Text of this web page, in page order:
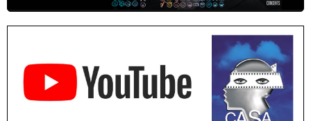
Sardegna - Mediateca di castagniccia Mare è monti - I Fulelli
Résidence d’écriture et de recherche de l’écrivaine Cécilia
Castelli - Institut Mémoires de l'Edition Contemporaine - Caen /
Médiathèque de Castagniccia Mare et Monti - I Fulelli
Rencontre / dédicace avec Lucrèce Luciani autour de son
livre « La ballade du pendu du Niolu» - Mediateca territuriale di